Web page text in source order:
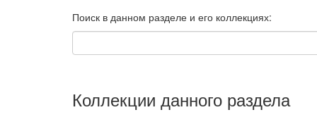
Поиск в данном разделе и его коллекциях:
Коллекции данного раздела